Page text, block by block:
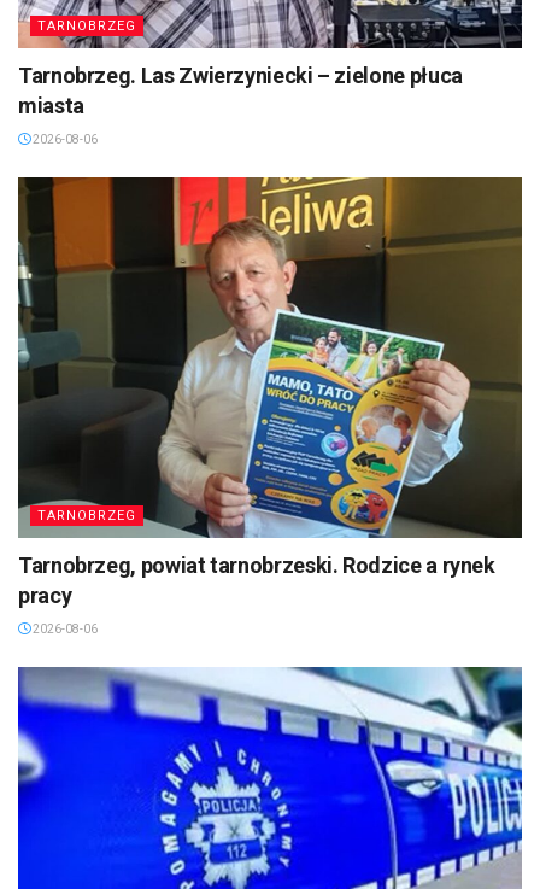
TARNOBRZEG
Tarnobrzeg. Las Zwierzyniecki – zielone płuca
miasta
2026-08-06
TARNOBRZEG
Tarnobrzeg, powiat tarnobrzeski. Rodzice a rynek
pracy
2026-08-06